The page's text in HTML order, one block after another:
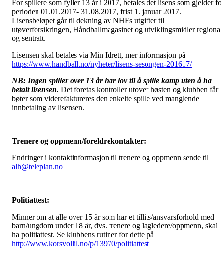
For spillere som fyller 13 år i 2017, betales det lisens som gjelder
perioden 01.01.2017- 31.08.2017, frist 1. januar 2017.
Lisensbeløpet går til dekning av NHFs utgifter til
utøverforsikringen, Håndballmagasinet og utviklingsmidler
og sentralt.
Lisensen skal betales via Min Idrett, mer informasjon på
https://www.handball.no/nyheter/lisens-sesongen-201617/
NB: Ingen spiller over 13 år har lov til å spille kamp uten å ha
betalt lisensen. Det foretas kontroller utover høsten og klubben får
bøter som viderefaktureres den enkelte spille ved manglende
innbetaling av lisensen.
Trenere og oppmenn/foreldrekontakter:
Endringer i kontaktinformasjon til trenere og oppmenn sende til
alh@teleplan.no
Politiattest:
Minner om at alle over 15 år som har et tillits/ansvarsforhold med
barn/ungdom under 18 år, dvs. trenere og lagledere/oppmenn, skal
ha politiattest. Se klubbens rutiner for dette på
http://www.korsvollil.no/p/13970/politiattest